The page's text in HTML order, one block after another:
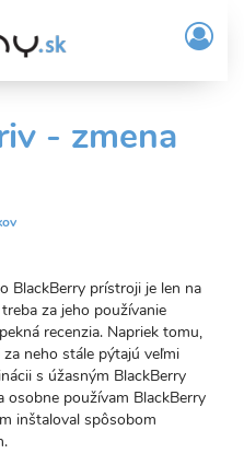
/
- zmena
BlackBerry prístroji je len na
za jeho používanie
recenzia. Napriek tomu,
neho stále pýtajú veľmi
s úžasným BlackBerry
osobne používam BlackBerry
inštaloval spôsobom